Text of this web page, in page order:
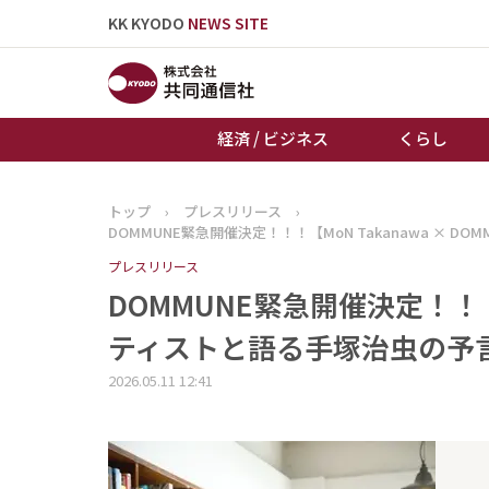
KK KYODO NEWS SITE
経済 / ビジネス くらし
トップページ
トップ › プレスリリース
›
DOMMUNE緊急開催決定！！！【MoN Takanawa ×
プレスリリース
DOMMUNE緊急開催決定！
ティストと語る手塚治虫の
2026.05.11 12:41